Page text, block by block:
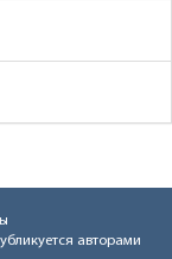
авторами